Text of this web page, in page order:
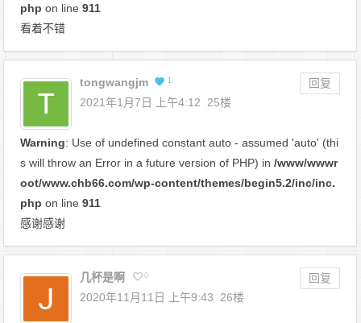
php on line911
看着不错
tongwangjm 1
回复
2021年1月7日 上午4:12
25楼
Warning: Use of undefined constant auto - assumed 'auto' (thi
s will throw an Error in a future version of PHP) in/www/wwwr
oot/www.chb66.com/wp-content/themes/begin5.2/inc/inc.
php on line911
感谢感谢
几杯是啊 0
回复
2020年11月11日 上午9:43
26楼